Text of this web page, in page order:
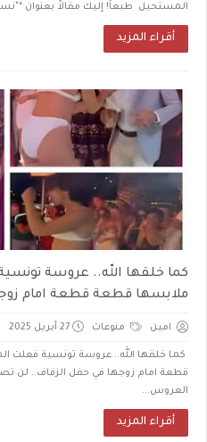
المستحيل طبعاً! إليك مقالاً بعنوان
أقراء المزيد
كما خلقها الله.. عروسة
ملابسها قطعة قطعة امام
امين منوعات 27 أبريل 2025
كما خلقها الله.. عروسة تونسية فعلت
قطعة امام زوجها في حفل الزفاف.. لن
العروس...
أقراء المزيد